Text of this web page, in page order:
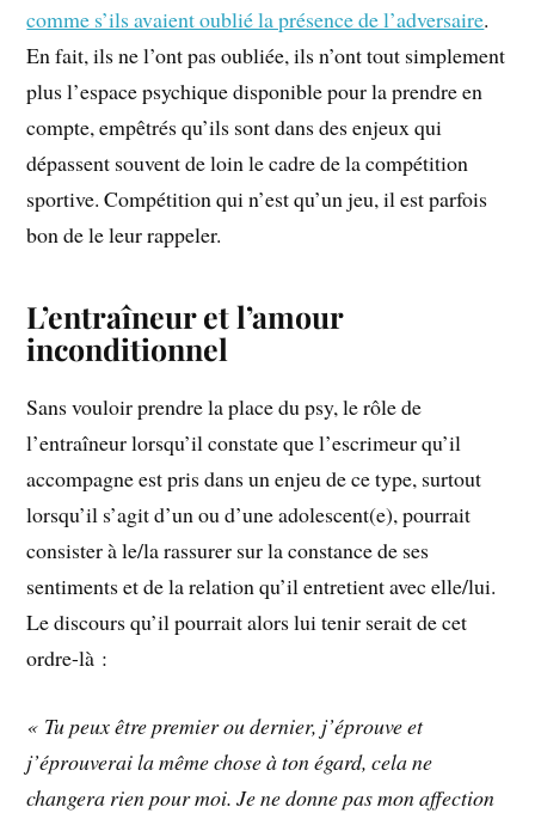
comme s’ils avaient oublié la présence de l’adversaire.
En fait, ils ne l’ont pas oubliée, ils n’ont tout simplement
plus l’espace psychique disponible pour la prendre en
compte, empêtrés qu’ils sont dans des enjeux qui
dépassent souvent de loin le cadre de la compétition
sportive. Compétition qui n’est qu’un jeu, il est parfois
bon de le leur rappeler.
L’entraîneur et l’amour
inconditionnel
Sans vouloir prendre la place du psy, le rôle de
l’entraîneur lorsqu’il constate que l’escrimeur qu’il
accompagne est pris dans un enjeu de ce type, surtout
lorsqu’il s’agit d’un ou d’une adolescent(e), pourrait
consister à le/la rassurer sur la constance de ses
sentiments et de la relation qu’il entretient avec elle/lui.
Le discours qu’il pourrait alors lui tenir serait de cet
ordre-là :
« Tu peux être premier ou dernier, j’éprouve et
j’éprouverai la même chose à ton égard, cela ne
changera rien pour moi. Je ne donne pas mon affection